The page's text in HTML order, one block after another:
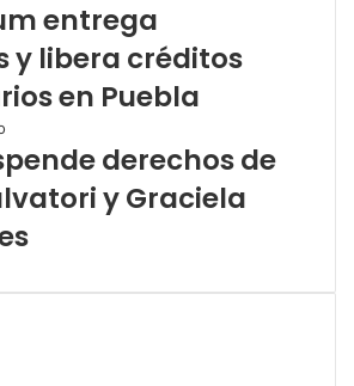
entrega
y libera créditos
en Puebla
derechos de
y Graciela